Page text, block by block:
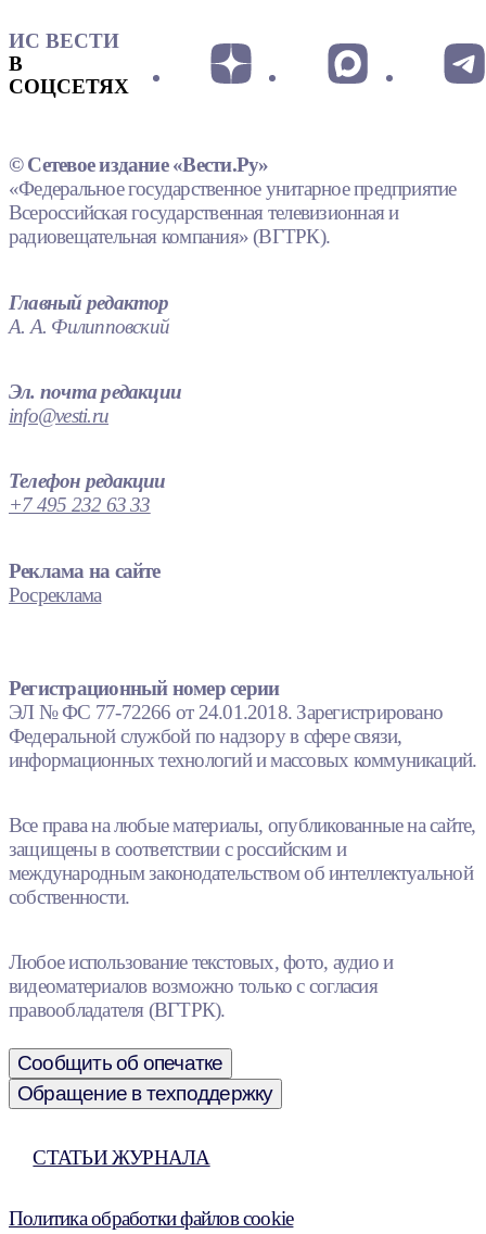
ИС ВЕСТИ
В
СОЦСЕТЯХ
© Сетевое издание «Вести.Ру»
«Федеральное государственное унитарное предприятие
Всероссийская государственная телевизионная и
радиовещательная компания» (ВГТРК).
Главный редактор
А. А. Филипповский
Эл. почта редакции
info@vesti.ru
Телефон редакции
+7 495 232 63 33
Реклама на сайте
Росреклама
Регистрационный номер серии
ЭЛ № ФС 77-72266 от 24.01.2018. Зарегистрировано
Федеральной службой по надзору в сфере связи,
информационных технологий и массовых коммуникаций.
Все права на любые материалы, опубликованные на сайте,
защищены в соответствии с российским и
международным законодательством об интеллектуальной
собственности.
Любое использование текстовых, фото, аудио и
видеоматериалов возможно только с согласия
правообладателя (ВГТРК).
Сообщить об опечатке
Обращение в техподдержку
СТАТЬИ ЖУРНАЛА
Политика обработки файлов cookie